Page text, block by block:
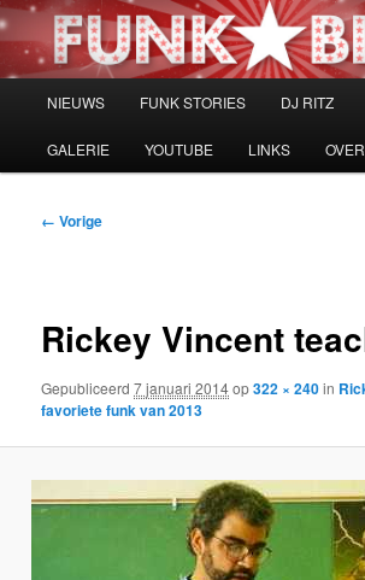
Spring
naar
NIEUWS FUNK STORIES DJ RITZ
GALERIE YOUTUBE LINKS
Afbeeldingsnavigatie
← Vorige
Rickey Vincent
Gepubliceerd7 januari 2014op322 × 240in
favoriete funk van 2013